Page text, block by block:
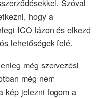
Szóval
hogy a
ICO lázon és elkezd
lehetőségek felé.
még szervezési
még nem
kép jelezni fogom a